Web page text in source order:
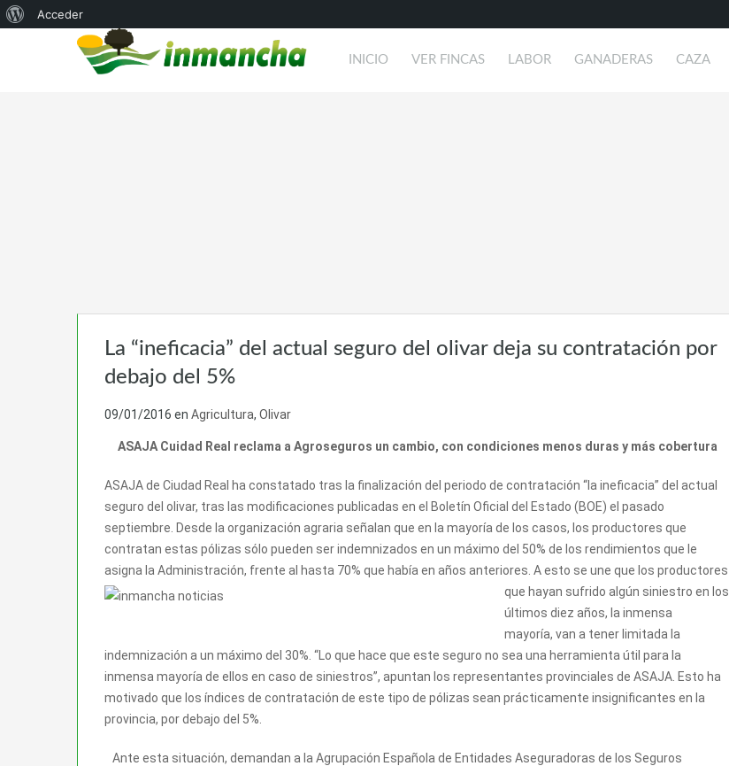
Acerca
Acceder
INICIO VER FINCAS LABOR GANADERAS CAZA
La “ineficacia” del actual seguro del olivar deja su contratación por
debajo del 5%
09/01/2016 en Agricultura, Olivar
ASAJA Cuidad Real reclama a Agroseguros un cambio, con condiciones menos duras y más cobertura
ASAJA de Ciudad Real ha constatado tras la finalización del periodo de contratación “la ineficacia” del actual
seguro del olivar, tras las modificaciones publicadas en el Boletín Oficial del Estado (BOE) el pasado
septiembre. Desde la organización agraria señalan que en la mayoría de los casos, los productores que
contratan estas pólizas sólo pueden ser indemnizados en un máximo del 50% de los rendimientos que le
asigna la Administración, frente al hasta 70% que había en años anteriores. A esto se une que los productores
que hayan sufrido algún siniestro en los
últimos diez años, la inmensa
mayoría, van a tener limitada la
indemnización a un máximo del 30%. “Lo que hace que este seguro no sea una herramienta útil para la
inmensa mayoría de ellos en caso de siniestros”, apuntan los representantes provinciales de ASAJA. Esto ha
motivado que los índices de contratación de este tipo de pólizas sean prácticamente insignificantes en la
provincia, por debajo del 5%.
Ante esta situación, demandan a la Agrupación Española de Entidades Aseguradoras de los Seguros